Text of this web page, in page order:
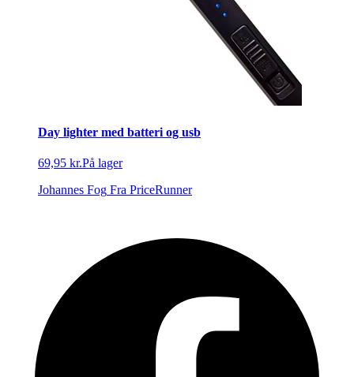
Day lighter med batteri og usb
69,95 kr.På lager
Johannes Fog Fra PriceRunner